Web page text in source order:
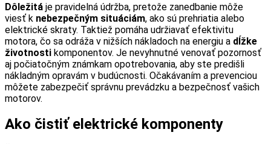
Dôležitá je pravidelná údržba, pretože zanedbanie môže
viesť k nebezpečným situáciám, ako sú prehriatia alebo
elektrické skraty. Taktiež pomáha udržiavať efektivitu
motora, čo sa odráža v nižších nákladoch na energiu a dĺžke
životnosti komponentov. Je nevyhnutné venovať pozornosť
aj počiatočným známkam opotrebovania, aby ste predišli
nákladným opravám v budúcnosti. Očakávaním a prevenciou
môžete zabezpečiť správnu prevádzku a bezpečnosť vašich
motorov.
Ako čistiť elektrické komponenty